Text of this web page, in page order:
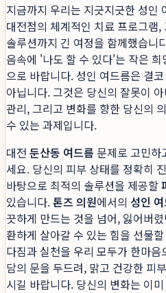
지금까지 우리는 지긋지긋한 성인
대전점의 체계적인 치료 프로그램
솔루션까지 긴 여정을 함께했습니
음속에 '나도 할 수 있다'는 작은
으로 바랍니다. 성인 여드름은 결
아닙니다. 그것은 당신의 잘못이
관리, 그리고 변화를 향한 당신의
수 있는 과제입니다.
대전 둔산동 여드름 문제로 고민하
세요. 당신의 피부 상태를 정확히
바탕으로 최적의 솔루션을 제공할
있습니다.톤즈 의원에서의 성인
끗하게 만드는 것을 넘어, 잃어버
환하게 살아갈 수 있는 힘을 선물
다짐과 실천을 우리 모두가 한마
담의 문을 두드려, 맑고 건강한 피
시길 바랍니다. 당신의 변화는 이